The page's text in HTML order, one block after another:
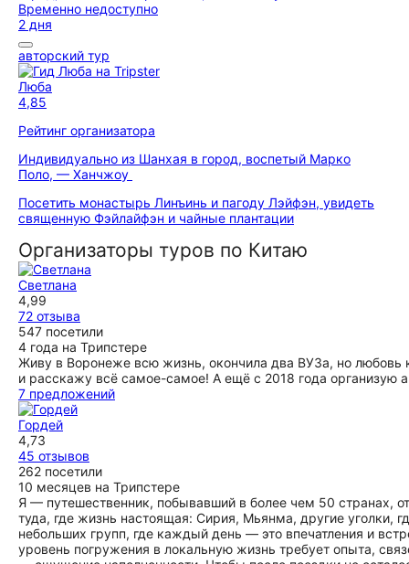
Временно недоступно
2 дня
авторский тур
Люба
4,85
Рейтинг организатора
Индивидуально из Шанхая в город, воспетый Марко
Поло, — Ханчжоу
Посетить монастырь Линъинь и пагоду Лэйфэн, увидеть
священную Фэйлайфэн и чайные плантации
Организаторы туров по Китаю
Светлана
4,99
72 отзыва
547 посетили
4 года на Трипстере
Живу в Воронеже всю жизнь, окончила два ВУЗа, но любовь
и расскажу всё самое-самое! А ещё с 2018 года организую
7 предложений
Гордей
4,73
45 отзывов
262 посетили
10 месяцев на Трипстере
Я — путешественник, побывавший в более чем 50 странах,
туда, где жизнь настоящая: Сирия, Мьянма, другие уголки,
небольших групп, где каждый день — это впечатления и
уровень погружения в локальную жизнь требует опыта,